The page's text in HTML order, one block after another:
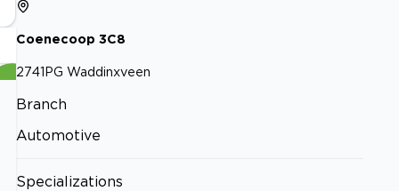
Coenecoop 3C8
2741PG Waddinxveen
Branch
Automotive
Specializations